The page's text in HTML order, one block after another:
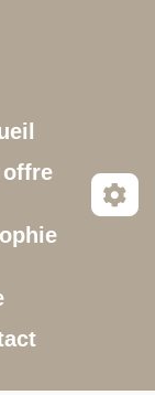
offre